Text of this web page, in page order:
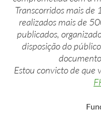
Transcorridos mais de
realizados mais de
publicados,
disposição do
Estou convicto de que